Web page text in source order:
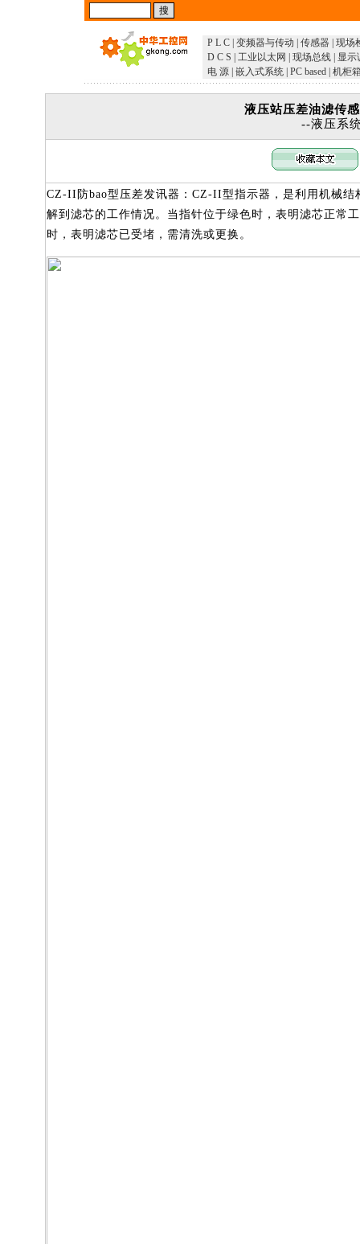
P L C 变频器与传动 传感器 现场
D C S
工业以太网 现场总线
显示
电 源 嵌入式系统 PC based 机柜
液压站压差油滤传
--液压系
CZ-II防bao型压差发讯器：CZ-II型指示器，是利用机械
解到滤芯的工作情况。当指针位于绿色时，表明滤芯正常
时，表明滤芯已受堵，需清洗或更换。